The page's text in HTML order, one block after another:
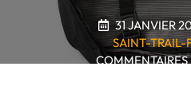
31 JANVIER
SAINT-TRAIL-
COMMENTAIRES